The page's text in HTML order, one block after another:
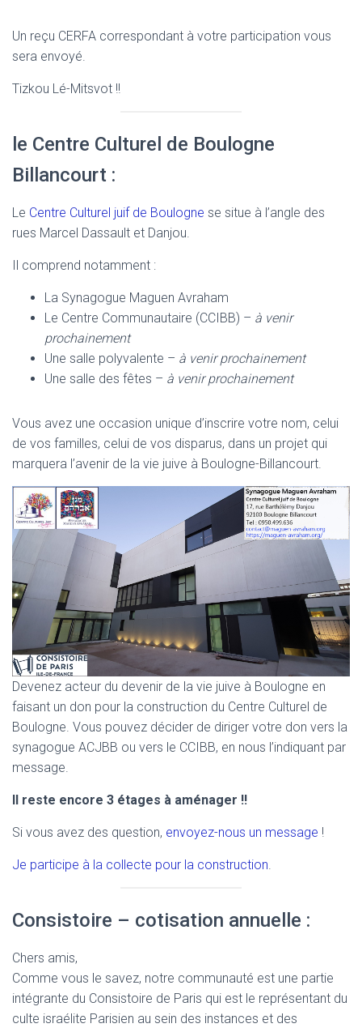
Un reçu CERFA correspondant à votre participation vous
sera envoyé.
Tizkou Lé-Mitsvot !!
le Centre Culturel de Boulogne
Billancourt :
Le Centre Culturel juif de Boulogne se situe à l’angle des
rues Marcel Dassault et Danjou.
Il comprend notamment :
La Synagogue Maguen Avraham
Le Centre Communautaire (CCIBB) – à venir
prochainement
Une salle polyvalente – à venir prochainement
Une salle des fêtes – à venir prochainement
Vous avez une occasion unique d’inscrire votre nom, celui
de vos familles, celui de vos disparus, dans un projet qui
marquera l’avenir de la vie juive à Boulogne-Billancourt.
Devenez acteur du devenir de la vie juive à Boulogne en
faisant un don pour la construction du Centre Culturel de
Boulogne. Vous pouvez décider de diriger votre don vers la
synagogue ACJBB ou vers le CCIBB, en nous l’indiquant par
message.
Il reste encore 3 étages à aménager !!
Si vous avez des question, envoyez-nous un message !
Je participe à la collecte pour la construction.
Consistoire – cotisation annuelle :
Chers amis,
Comme vous le savez, notre communauté est une partie
intégrante du Consistoire de Paris qui est le représentant du
culte israélite Parisien au sein des instances et des